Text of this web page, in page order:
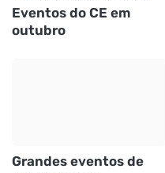
Eventos do CE em
outubro
Grandes eventos de